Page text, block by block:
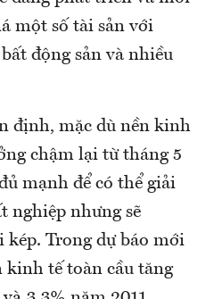
một số tài sản với
động sản và nhiều
định, mặc dù nền kinh
chậm lại từ tháng 5
mạnh để có thể giải
nghiệp nhưng sẽ
kép. Trong dự báo mới
kinh tế toàn cầu tăng